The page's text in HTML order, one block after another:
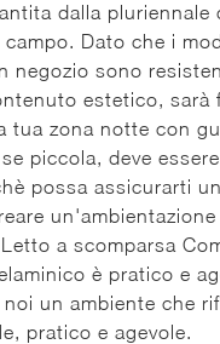
dalla pluriennale
Dato che i
negozio sono
estetico, sarà
tua zona notte con
piccola, deve
possa assicurarti
un'ambientazione
a scomparsa
è pratico e
un ambiente che
pratico e agevole.